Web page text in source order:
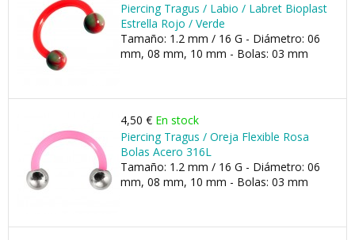
Piercing Tragus / Labio / Labret Bioplast
Estrella Rojo / Verde
Tamaño: 1.2 mm / 16 G - Diámetro: 06
mm, 08 mm, 10 mm - Bolas: 03 mm
4,50 € En stock
Piercing Tragus / Oreja Flexible Rosa
Bolas Acero 316L
Tamaño: 1.2 mm / 16 G - Diámetro: 06
mm, 08 mm, 10 mm - Bolas: 03 mm